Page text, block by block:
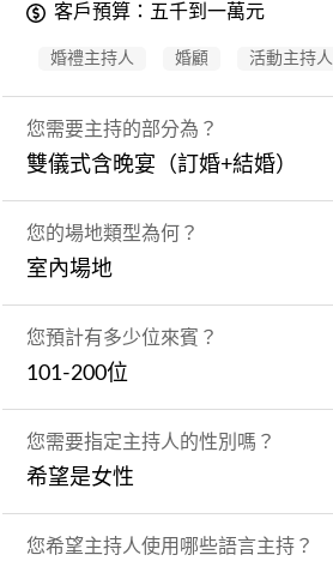
客戶預算：五千到一萬元
婚禮主持人 婚顧 活動主持人
您需要主持的部分為？
雙儀式含晚宴（訂婚+結婚）
您的場地類型為何？
室內場地
您預計有多少位來賓？
101-200位
您需要指定主持人的性別嗎？
希望是女性
您希望主持人使用哪些語言主持？